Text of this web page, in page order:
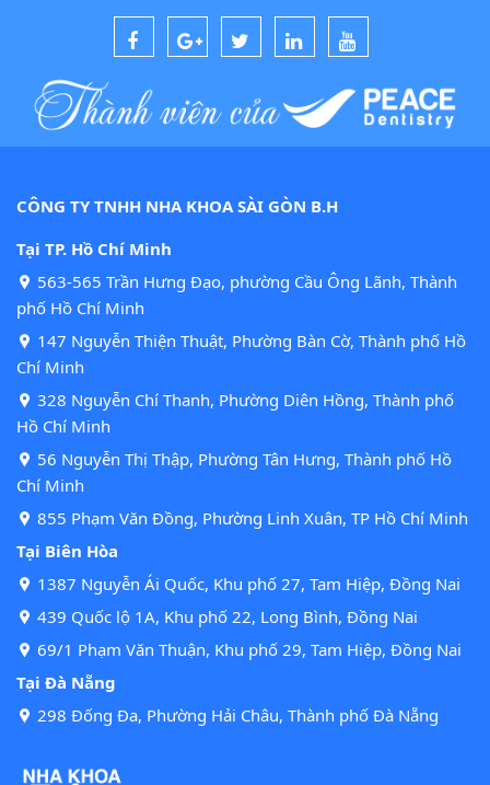
CÔNG TY TNHH NHA KHOA SÀI GÒN B.H
Tại TP. Hồ Chí Minh
563-565 Trần Hưng Đạo, phường Cầu Ông Lãnh, Thành
phố Hồ Chí Minh
147 Nguyễn Thiện Thuật, Phường Bàn Cờ, Thành phố Hồ
Chí Minh
328 Nguyễn Chí Thanh, Phường Diên Hồng, Thành phố
Hồ Chí Minh
56 Nguyễn Thị Thập, Phường Tân Hưng, Thành phố Hồ
Chí Minh
855 Phạm Văn Đồng, Phường Linh Xuân, TP Hồ Chí Minh
Tại Biên Hòa
1387 Nguyễn Ái Quốc, Khu phố 27, Tam Hiệp, Đồng Nai
439 Quốc lộ 1A, Khu phố 22, Long Bình, Đồng Nai
69/1 Phạm Văn Thuận, Khu phố 29, Tam Hiệp, Đồng Nai
Tại Đà Nẵng
298 Đống Đa, Phường Hải Châu, Thành phố Đà Nẵng